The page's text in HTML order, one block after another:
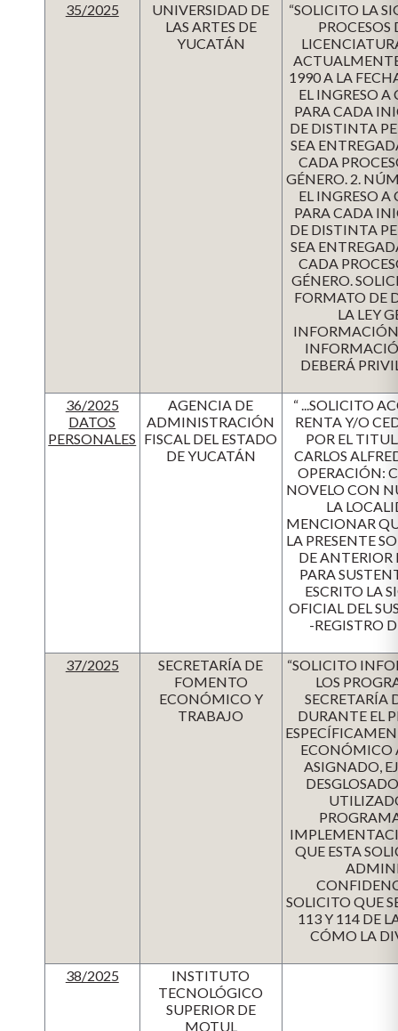
35/2025
UNIVERSIDAD DE
LAS ARTES DE
YUCATÁN
“SOLICITO LA
1990 A LA
EL INGRESO
PARA CADA
DE DISTINTA
SEA
CADA
GÉNERO. 2.
EL INGRESO
PARA CADA
DE DISTINTA
SEA
CADA
GÉNERO.
FORMATO DE
LA LEY
INFORMACIÓN
DEBERÁ
36/2025
DATOS
PERSONALES
AGENCIA DE
ADMINISTRACIÓN
FISCAL DEL ESTADO
DE YUCATÁN
“ ...SOLICITO
RENTA Y/O
POR EL
CARLOS
OPERACIÓN:
NOVELO CON
LA
MENCIONAR
LA PRESENTE
DE ANTERIOR
PARA
ESCRITO LA
OFICIAL DEL
-REGISTRO
37/2025
SECRETARÍA DE
FOMENTO
ECONÓMICO Y
TRABAJO
“SOLICITO
LOS
SECRETARÍA
DURANTE EL
ECONÓMICO
ASIGNADO,
QUE ESTA
SOLICITO QUE
113 Y 114 DE
CÓMO LA
38/2025
INSTITUTO
TECNOLÓGICO
SUPERIOR DE
MOTUL